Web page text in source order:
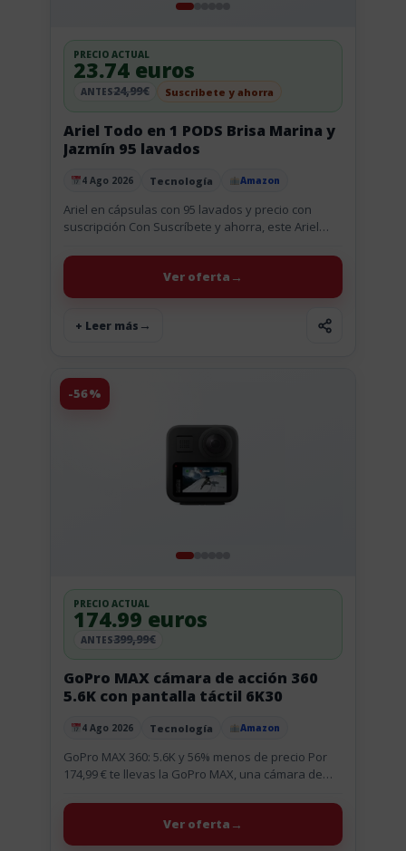
Publicado el
4 Ago 2026 Tecnología Amazon
Ariel Todo en 1 PODS Brisa Marina y
Jazmín 95 lavados
PRECIO ACTUAL
23.74 euros
ANTES24,99€ Suscribete y ahorra
Ariel en cápsulas con 95 lavados y precio con
suscripción Con Suscríbete y ahorra, este Ariel
+ Leer más
Ver oferta
-56%
Publicado el
4 Ago 2026 Tecnología Amazon
GoPro MAX cámara de acción 360
5.6K con pantalla táctil 6K30
PRECIO ACTUAL
174.99 euros
ANTES399,99€
GoPro MAX 360: 5.6K y 56% menos de precio Por
174,99 € te llevas la GoPro MAX, una cámara de
Ver oferta